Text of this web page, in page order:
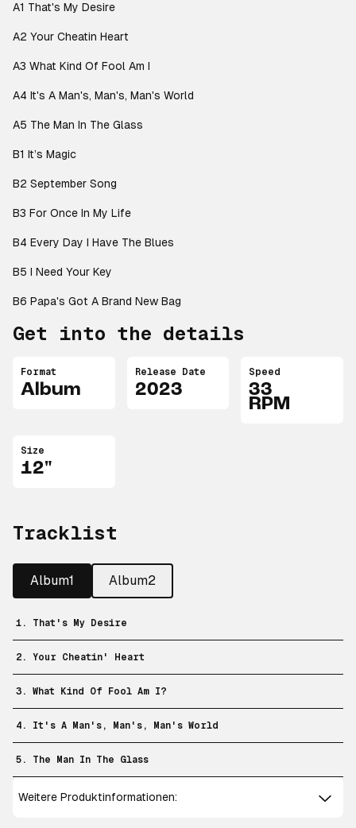
A1 That's My Desire
A2 Your Cheatin Heart
A3 What Kind Of Fool Am I
A4 It's A Man's, Man's, Man's World
A5 The Man In The Glass
B1 It’s Magic
B2 September Song
B3 For Once In My Life
B4 Every Day I Have The Blues
B5 I Need Your Key
B6 Papa's Got A Brand New Bag
Get into the details
Format
Album
Release Date
2023
Speed
33
RPM
Size
12"
Tracklist
Album1 Album2
1. That's My Desire
2. Your Cheatin' Heart
3. What Kind Of Fool Am I?
4. It's A Man's, Man's, Man's World
5. The Man In The Glass
Weitere Produktinformationen: